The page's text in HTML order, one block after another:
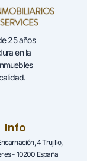
25 años
en la
Info
4 Trujillo,
- 10200 España